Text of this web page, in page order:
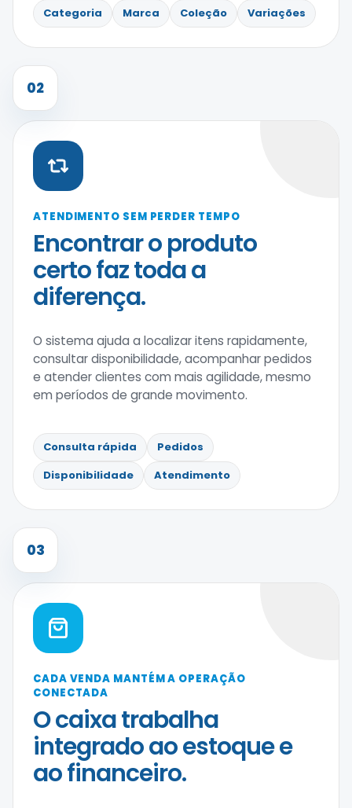
Categoria Marca Coleção Variações
02
ATENDIMENTO SEM PERDER TEMPO
Encontrar o produto
certo faz toda a
diferença.
O sistema ajuda a localizar itens rapidamente,
consultar disponibilidade, acompanhar pedidos
e atender clientes com mais agilidade, mesmo
em períodos de grande movimento.
Consulta rápida
Pedidos
Disponibilidade
Atendimento
03
CADA VENDA MANTÉM A OPERAÇÃO
CONECTADA
O caixa trabalha
integrado ao estoque e
ao financeiro.